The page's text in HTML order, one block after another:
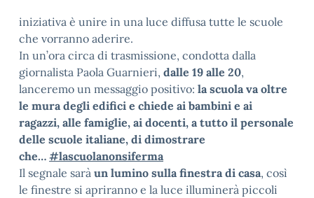
iniziativa è unire in una luce diffusa tutte le scuole
che vorranno aderire.
In un’ora circa di trasmissione, condotta dalla
giornalista Paola Guarnieri, dalle 19 alle 20,
lanceremo un messaggio positivo: la scuola va oltre
le mura degli edifici e chiede ai bambini e ai
ragazzi, alle famiglie, ai docenti, a tutto il personale
delle scuole italiane, di dimostrare
che… #lascuolanonsiferma
Il segnale sarà un lumino sulla finestra di casa, così
le finestre si apriranno e la luce illuminerà piccoli